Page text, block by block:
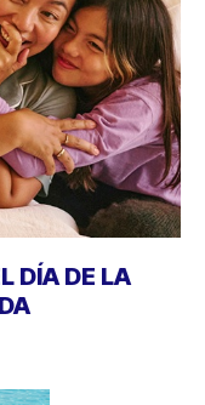
DÍA DE LA